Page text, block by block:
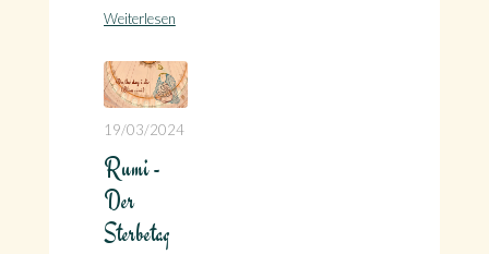
Weiterlesen
19/03/2024
Rumi -
Der
Sterbetag